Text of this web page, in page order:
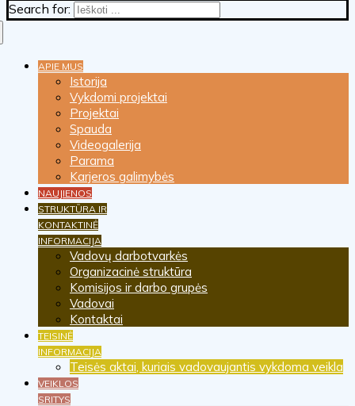
Search for:
APIE MUS
Istorija
Vykdomi projektai
Projektai
Spauda
Videogalerija
Parama
Karjeros galimybės
NAUJIENOS
STRUKTŪRA IR
KONTAKTINĖ
INFORMACIJA
Vadovų darbotvarkės
Organizacinė struktūra
Komisijos ir darbo grupės
Vadovai
Kontaktai
TEISINĖ
INFORMACIJA
Teisės aktai, kuriais vadovaujantis vykdoma veikla
VEIKLOS
SRITYS